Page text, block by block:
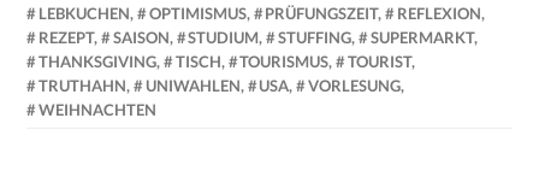
LEBKUCHEN, OPTIMISMUS, PRÜFUNGSZEIT, REFLEXION,
REZEPT, SAISON, STUDIUM, STUFFING, SUPERMARKT,
THANKSGIVING, TISCH, TOURISMUS, TOURIST,
TRUTHAHN, UNIWAHLEN, USA, VORLESUNG,
WEIHNACHTEN